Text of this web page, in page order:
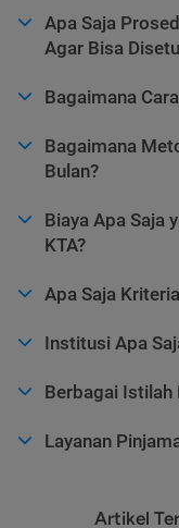
Apa Saja
Agar Bisa
Bagaimana
Bagaimana
Bulan?
Biaya Apa Saja
KTA?
Apa Saja
Institusi Apa
Berbagai Istilah
Layanan
Artikel